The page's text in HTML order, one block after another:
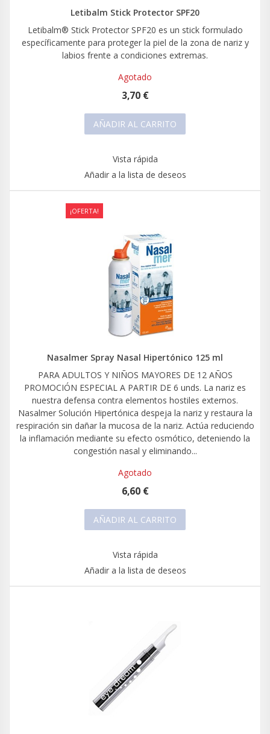
Letibalm Stick Protector SPF20
Letibalm® Stick Protector SPF20 es un stick formulado
específicamente para proteger la piel de la zona de nariz y
labios frente a condiciones extremas.
Agotado
3,70 €
AÑADIR AL CARRITO
Vista rápida
Añadir a la lista de deseos
¡OFERTA!
Nasalmer Spray Nasal Hipertónico 125 ml
PARA ADULTOS Y NIÑOS MAYORES DE 12 AÑOS
PROMOCIÓN ESPECIAL A PARTIR DE 6 unds. La nariz es
nuestra defensa contra elementos hostiles externos.
Nasalmer Solución Hipertónica despeja la nariz y restaura la
respiración sin dañar la mucosa de la nariz. Actúa reduciendo
la inflamación mediante su efecto osmótico, deteniendo la
congestión nasal y eliminando...
Agotado
6,60 €
AÑADIR AL CARRITO
Vista rápida
Añadir a la lista de deseos